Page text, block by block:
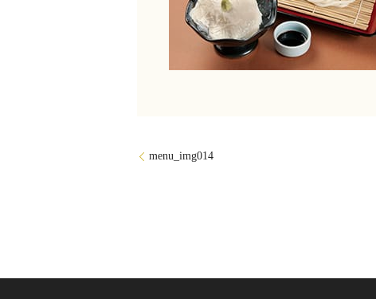
menu_img014